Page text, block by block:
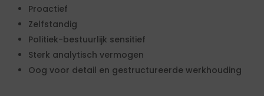
Proactief
Zelfstandig
Politiek-bestuurlijk sensitief
Sterk analytisch vermogen
Oog voor detail en gestructureerde werkhouding